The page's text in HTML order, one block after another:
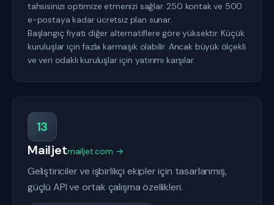
tahsisinizi optimize etmenizi sağlar. 250 kontak ve 500
e-postaya kadar ücretsiz plan sunar.
Başlangıç fiyatı diğer alternatiflere göre yüksektir. Küçük
kuruluşlar için fazla karmaşık olabilir. Ancak büyük ölçekli
ve veri odaklı kuruluşlar için yatırımı karşılar.
13
Mailjetmailjet.com →
Geliştiriciler ve işbirlikçi ekipler için tasarlanmış,
güçlü API ve ortak çalışma özellikleri.